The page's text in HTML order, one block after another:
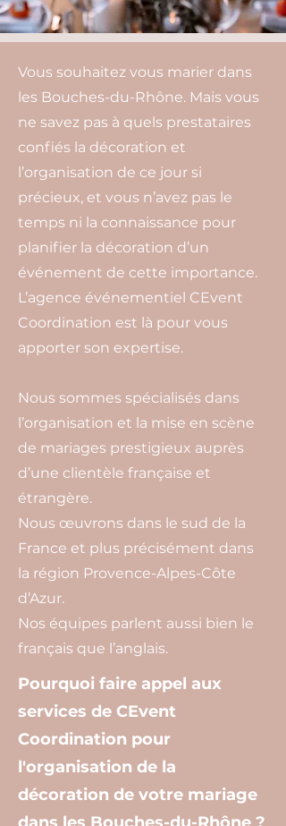
Vous souhaitez vous marier dans
les Bouches-du-Rhône. Mais vous
ne savez pas à quels prestataires
confiés la décoration et
l’organisation de ce jour si
précieux, et vous n’avez pas le
temps ni la connaissance pour
planifier la décoration d’un
événement de cette importance.
L’agence événementiel CEvent
Coordination est là pour vous
apporter son expertise.
Nous sommes spécialisés dans
l’organisation et la mise en scène
de mariages prestigieux auprès
d’une clientèle française et
étrangère.
Nous œuvrons dans le sud de la
France et plus précisément dans
la région Provence-Alpes-Côte
d’Azur.
Nos équipes parlent aussi bien le
français que l’anglais.
Pourquoi faire appel aux
services de CEvent
Coordination pour
l'organisation de la
décoration de votre mariage